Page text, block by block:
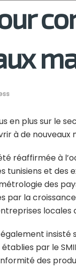
en plus sur le
à de nouveaux
réaffirmée à
tunisiens et des
des
la
locales
insisté
par le
des